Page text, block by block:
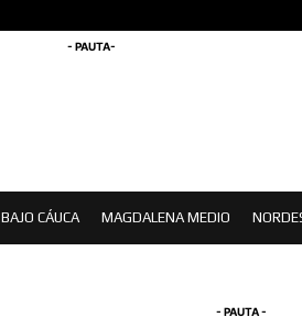
- PAUTA-
BAJO CÁUCA MAGDALENA MEDIO
- PAUTA -